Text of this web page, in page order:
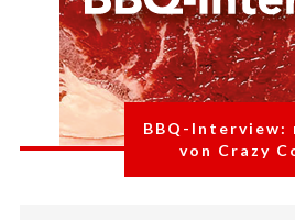
BBQ-Interview:
von Crazy